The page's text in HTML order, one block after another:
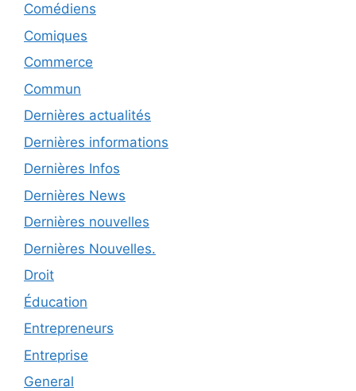
Comédiens
Comiques
Commerce
Commun
Dernières actualités
Dernières informations
Dernières Infos
Dernières News
Dernières nouvelles
Dernières Nouvelles.
Droit
Éducation
Entrepreneurs
Entreprise
General